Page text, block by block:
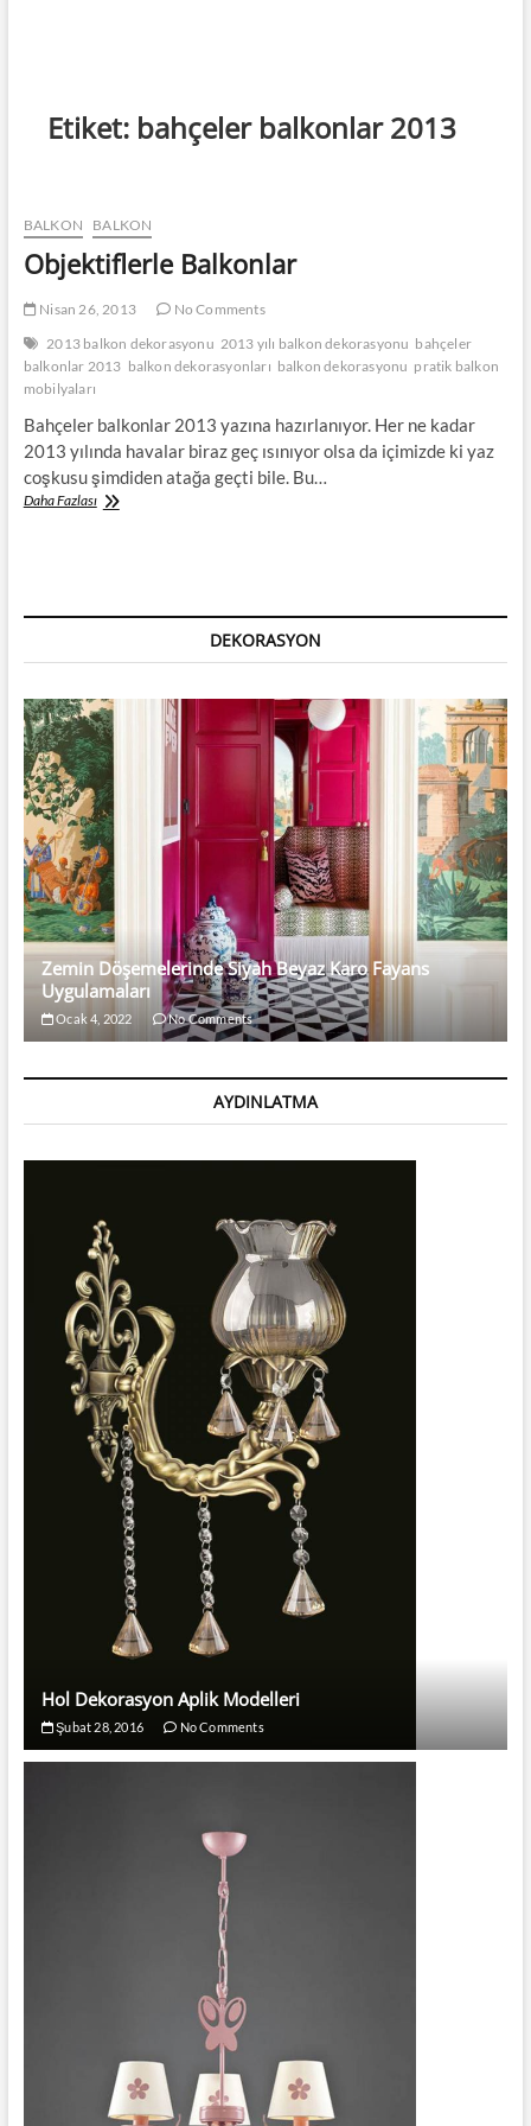
Etiket: bahçeler balkonlar 2013
BALKON BALKON
Objektiflerle Balkonlar
Nisan 26, 2013
No Comments
2013 balkon dekorasyonu 2013 yılı balkon dekorasyonu bahçeler
balkonlar 2013 balkon dekorasyonları balkon dekorasyonu pratik balkon
mobilyaları
Bahçeler balkonlar 2013 yazına hazırlanıyor. Her ne kadar
2013 yılında havalar biraz geç ısınıyor olsa da içimizde ki yaz
coşkusu şimdiden atağa geçti bile. Bu…
Daha FazlasıObjektiflerle
DEKORASYON
Zemin Döşemelerinde Siyah Beyaz Karo Fayans
Uygulamaları
Ocak 4, 2022 No Comments
AYDINLATMA
Hol Dekorasyon Aplik Modelleri
Şubat 28, 2016 No Comments